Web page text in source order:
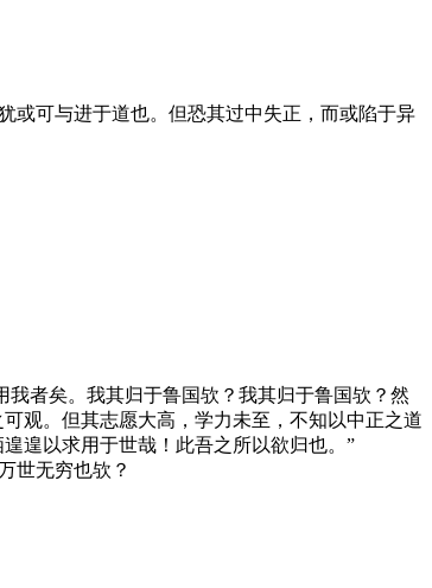
或可与进于道也。但恐其过中失正，而或陷于异
者矣。我其归于鲁国欤？我其归于鲁国欤？然
观。但其志愿大高，学力未至，不知以中正之道
遑以求用于世哉！此吾之所以欲归也。”
世无穷也欤？